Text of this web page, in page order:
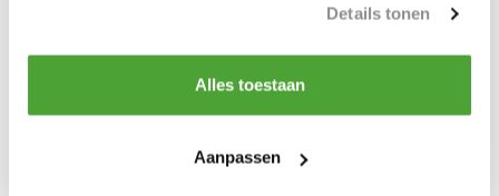
Details tonen
Alles toestaan
Aanpassen